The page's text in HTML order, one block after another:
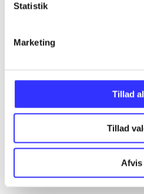
Statistik
Marketing
Tillad
Tillad
Afvis
...